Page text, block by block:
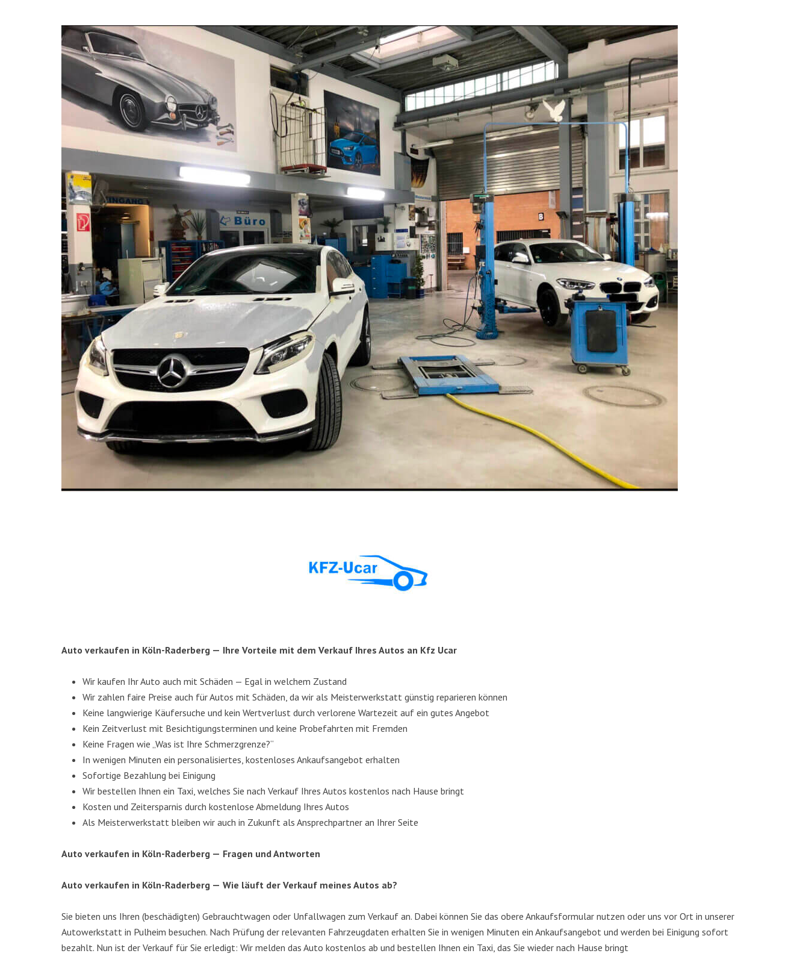
Auto ver­kau­fen in Köln-Rader­berg — Ihre Vor­tei­le mit dem Ver­kauf Ihres Autos an Kfz Ucar
Wir kau­fen Ihr Auto auch mit Schä­den — Egal in wel­chem Zustand
Wir zah­len fai­re Prei­se auch für Autos mit Schä­den, da wir als Meis­ter­werk­statt güns­tig repa­rie­ren können
Kei­ne lang­wie­ri­ge Käu­fer­su­che und kein Wert­ver­lust durch ver­lo­re­ne War­te­zeit auf ein gutes Angebot
Kein Zeit­ver­lust mit Besich­ti­gungs­ter­mi­nen und kei­ne Pro­be­fahr­ten mit Fremden
Kei­ne Fra­gen wie „Was ist Ihre Schmerzgrenze?“
In weni­gen Minu­ten ein per­so­na­li­sier­tes, kos­ten­lo­ses Ankaufs­an­ge­bot erhalten
Sofor­ti­ge Bezah­lung bei Einigung
Wir bestel­len Ihnen ein Taxi, wel­ches Sie nach Ver­kauf Ihres Autos kos­ten­los nach Hau­se bringt
Kos­ten und Zeit­er­spar­nis durch kos­ten­lo­se Abmel­dung Ihres Autos
Als Meis­ter­werk­statt blei­ben wir auch in Zukunft als Ansprech­part­ner an Ihrer Seite
Auto ver­kau­fen in Köln-Rader­berg — Fra­gen und Antworten
Auto ver­kau­fen in Köln-Rader­berg — Wie läuft der Ver­kauf mei­nes Autos ab?
Sie bie­ten uns Ihren (beschä­dig­ten) Gebraucht­wa­gen oder Unfall­wa­gen zum Ver­kauf an. Dabei kön­nen Sie das obe­re Ankaufs­for­mu­lar nut­zen oder uns vor Ort in unse­rer
Auto­werk­statt in Pul­heim besu­chen. Nach Prü­fung der rele­van­ten Fahr­zeug­da­ten erhal­ten Sie in weni­gen Minu­ten ein Ankaufs­an­ge­bot und wer­den bei Eini­gung sofort
bezahlt. Nun ist der Ver­kauf für Sie erle­digt: Wir mel­den das Auto kos­ten­los ab und bestel­len Ihnen ein Taxi, das Sie wie­der nach Hau­se bringt